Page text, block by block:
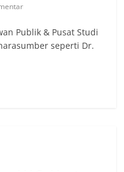
Publik & Pusat Studi
seperti Dr.